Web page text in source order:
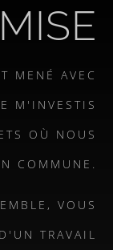
MENÉ AVEC
M'INVESTIS
OÙ NOUS
COMMUNE.
VOUS
TRAVAIL